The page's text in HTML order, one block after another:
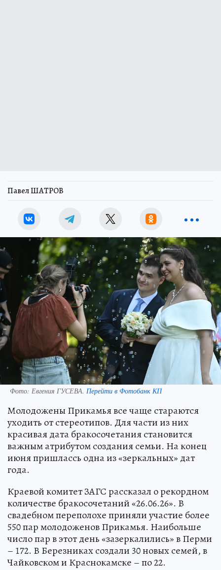
Павел ШАТРОВ
Фото: Евгения ГУСЕВА. Перейти в Фотобанк КП
Молодожены Прикамья все чаще стараются
уходить от стереотипов. Для части из них
красивая дата бракосочетания становится
важным атрибутом создания семьи. На конец
июня пришлассь одна из «зеркальных» дат
года.
Краевой комитет ЗАГС рассказал о рекордном
количестве бракосочетаний «26.06.26». В
свадебном переполохе приняли участие более
550 пар молодоженов Прикамья. Наибольше
число пар в этот день «зазеркалились» в Перми
– 172. В Березниках создали 30 новых семей, в
Чайковском и Краснокамске – по 22.